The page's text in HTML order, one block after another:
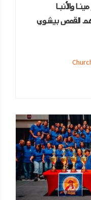
والأنبا
الرهباني الـ 48 لأبيهم القمص بيشوي